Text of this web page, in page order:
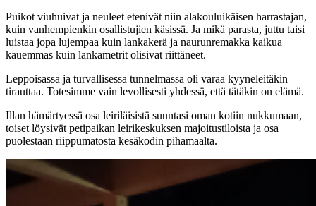
Puikot viuhuivat ja neuleet etenivät niin alakouluikäisen harrastajan,
kuin vanhempienkin osallistujien käsissä. Ja mikä parasta, juttu taisi
luistaa jopa lujempaa kuin lankakerä ja naurunremakka kaikua
kauemmas kuin lankametrit olisivat riittäneet.
Leppoisassa ja turvallisessa tunnelmassa oli varaa kyyneleitäkin
tirauttaa. Totesimme vain levollisesti yhdessä, että tätäkin on elämä.
Illan hämärtyessä osa leiriläisistä suuntasi oman kotiin nukkumaan,
toiset löysivät petipaikan leirikeskuksen majoitustiloista ja osa
puolestaan riippumatosta kesäkodin pihamaalta.